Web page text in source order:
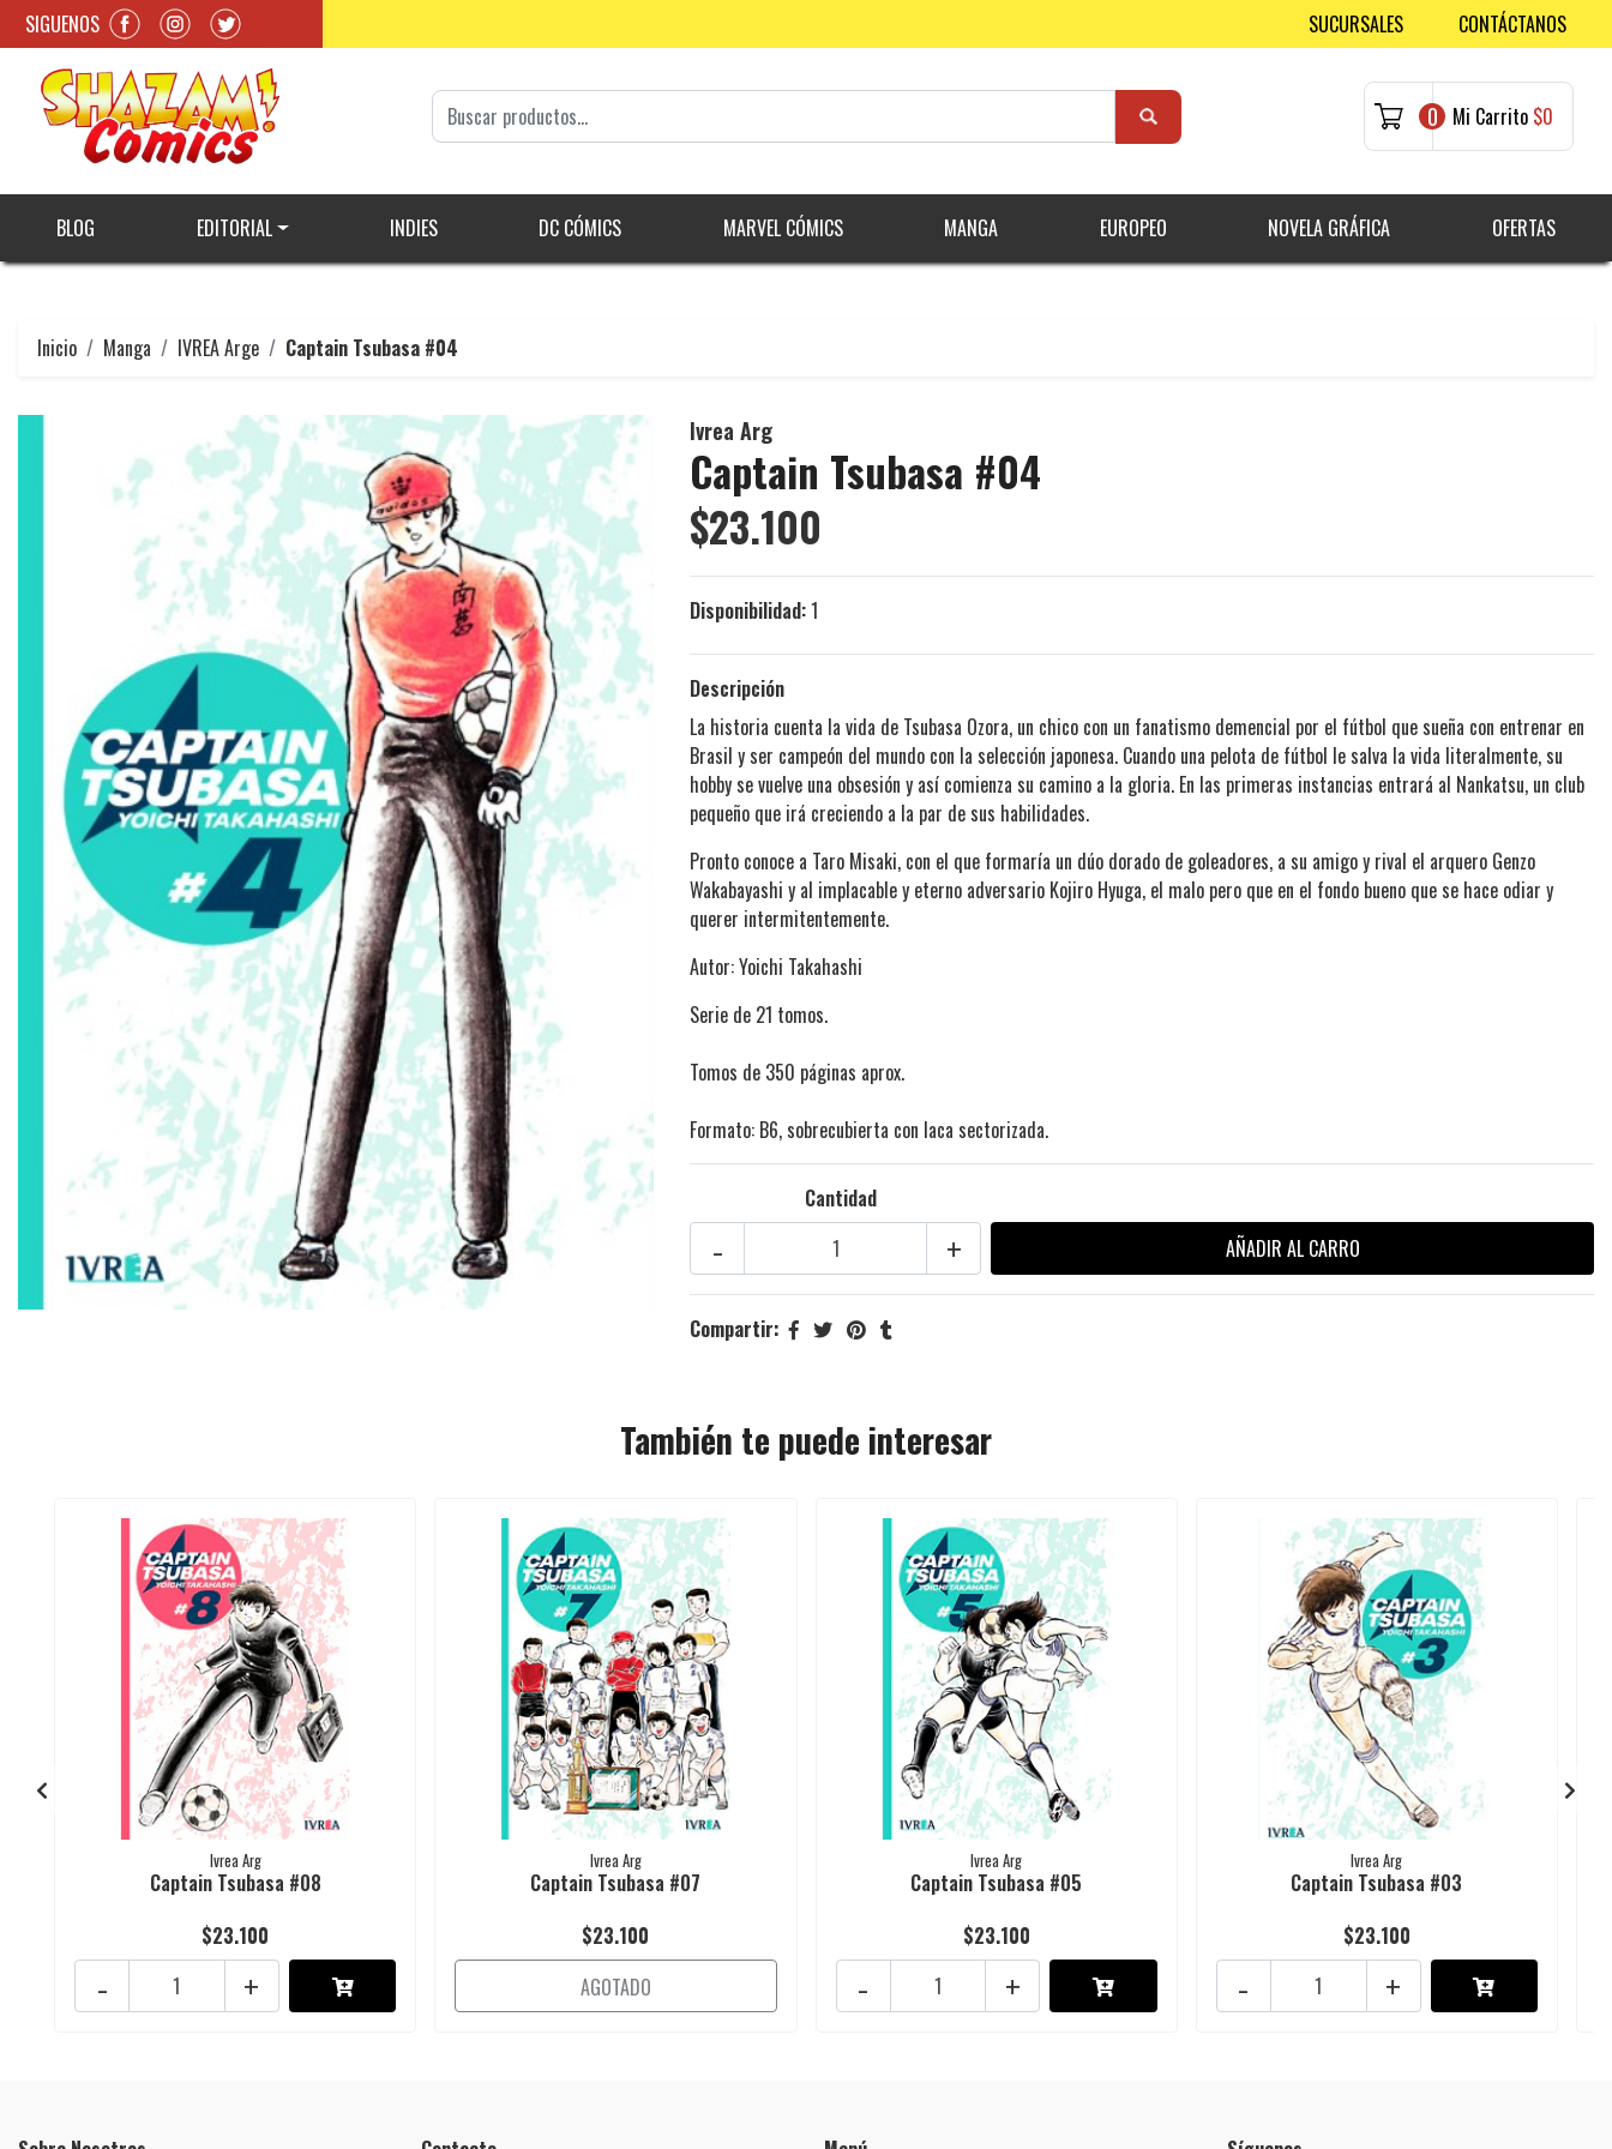
SIGUENOS SUCURSALES CONTÁCTANOS
0 Mi Carrito $0
BLOG EDITORIAL INDIES DC CÓMICS MARVEL CÓMICS MANGA EUROPEO NOVELA GRÁFICA OFERTAS
Inicio Manga IVREA Arge Captain Tsubasa #04
Ivrea Arg
Captain Tsubasa #04
$23.100
Disponibilidad:1
Descripción
La historia cuenta la vida de Tsubasa Ozora, un chico con un fanatismo demencial por el fútbol que sueña con entrenar en
Brasil y ser campeón del mundo con la selección japonesa. Cuando una pelota de fútbol le salva la vida literalmente, su
hobby se vuelve una obsesión y así comienza su camino a la gloria. En las primeras instancias entrará al Nankatsu, un club
pequeño que irá creciendo a la par de sus habilidades.
Pronto conoce a Taro Misaki, con el que formaría un dúo dorado de goleadores, a su amigo y rival el arquero Genzo
Wakabayashi y al implacable y eterno adversario Kojiro Hyuga, el malo pero que en el fondo bueno que se hace odiar y
querer intermitentemente.
Autor: Yoichi Takahashi
Serie de 21 tomos.
Tomos de 350 páginas aprox.
Formato: B6, sobrecubierta con laca sectorizada.
Cantidad
+
-
Compartir:
También te puede interesar
Ivrea Arg
Captain Tsubasa #08
$23.100
+
-
Ivrea Arg
Captain Tsubasa #07
$23.100
AGOTADO
Ivrea Arg
Captain Tsubasa #05
$23.100
+
-
Ivrea Arg
Captain Tsubasa #03
$23.100
+
-